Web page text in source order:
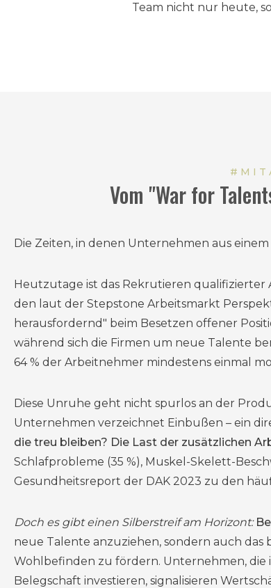
Team nicht nur heute,
Vom "War for
Die Zeiten, in denen Unternehmen aus
Heutzutage ist das Rekrutieren qualifizierter
den laut der Stepstone Arbeitsmarkt
herausfordernd" beim Besetzen offener
während sich die Firmen um neue Talente
64 % der Arbeitnehmer mindestens einmal
Diese Unruhe geht nicht spurlos an der
Unternehmen verzeichnet Einbußen – ein
die treu bleiben? Die Last der zusätzlichen
Schlafprobleme (35 %), Muskel-Skelett-
Gesundheitsreport der DAK 2023 zu den
Doch es gibt einen Silberstreif am Horizont:
neue Talente anzuziehen, sondern auch
Wohlbefinden zu fördern. Unternehmen, die
Belegschaft investieren, signalisieren